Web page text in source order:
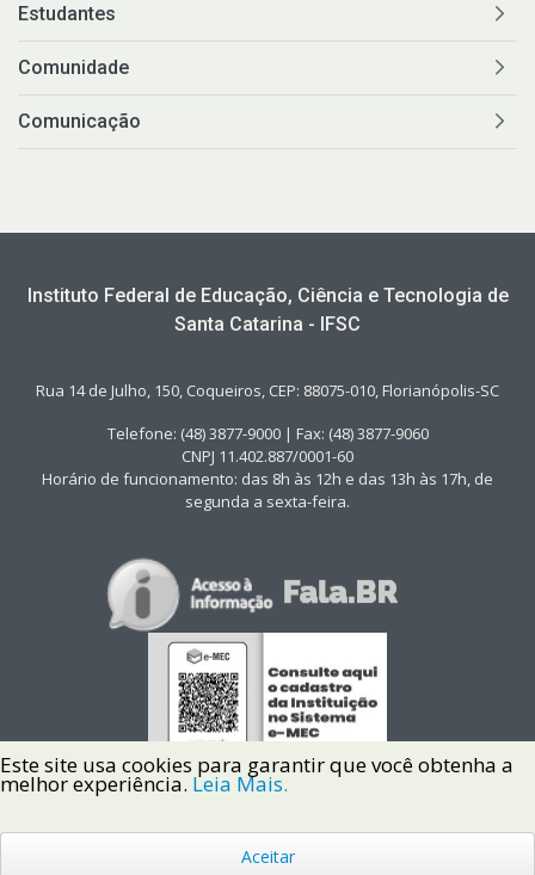
Estudantes
Comunidade
Comunicação
Instituto Federal de Educação, Ciência e Tecnologia de
Santa Catarina - IFSC
Rua 14 de Julho, 150, Coqueiros, CEP: 88075-010, Florianópolis-SC
Telefone: (48) 3877-9000 | Fax: (48) 3877-9060
CNPJ 11.402.887/0001-60
Horário de funcionamento: das 8h às 12h e das 13h às 17h, de
segunda a sexta-feira.
Copyright © 2022 Instituto Federal de Santa Catarina IFSC
Este site usa cookies para garantir que você obtenha a
melhor experiência. Leia Mais.
Aceitar